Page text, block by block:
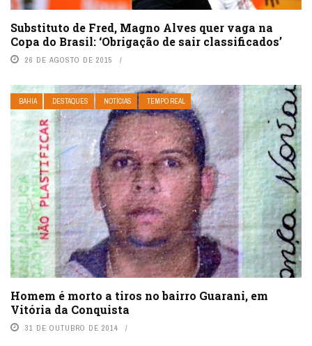
Substituto de Fred, Magno Alves quer vaga na
Copa do Brasil: ‘Obrigação de sair classificados’
26 DE AGOSTO DE 2015
BAHIA DESTAQUES NOTÍCIAS TEMPO REAL
Homem é morto a tiros no bairro Guarani, em
Vitória da Conquista
31 DE OUTUBRO DE 2014